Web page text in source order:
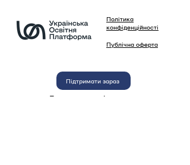
Політика
конфіденційності
Публічна оферта
Підтримати зараз
Будемо вдячні за вашу